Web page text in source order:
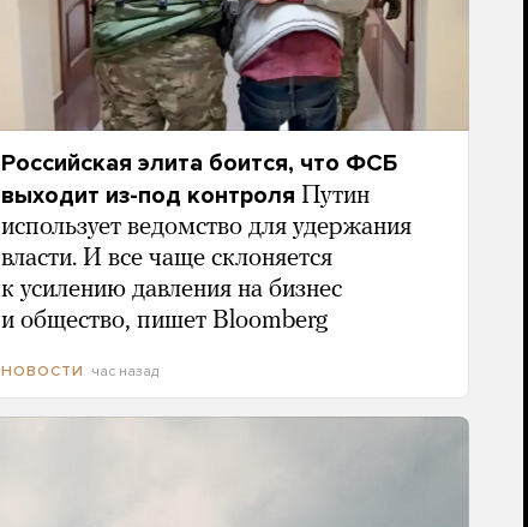
Российская элита боится, что ФСБ
выходит из-под контроля Путин
использует ведомство для удержания
власти. И все чаще склоняется
к усилению давления на бизнес
и общество, пишет Bloomberg
НОВОСТИ час назад